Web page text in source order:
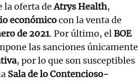
la oferta deAtrys Health,
económicocon la venta de
de 2021. Por último, elBOE
las sanciones únicamente
, por lo que son susceptibles
Sala de lo Contencioso-